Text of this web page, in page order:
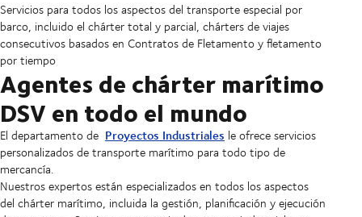
Servicios para todos los aspectos del transporte especial por
barco, incluido el chárter total y parcial, chárters de viajes
consecutivos basados en Contratos de Fletamento y fletamento
por tiempo
Agentes de chárter marítimo
DSV en todo el mundo
El departamento de Proyectos Industriales le ofrece servicios
personalizados de transporte marítimo para todo tipo de
mercancía.
Nuestros expertos están especializados en todos los aspectos
del chárter marítimo, incluida la gestión, planificación y ejecución